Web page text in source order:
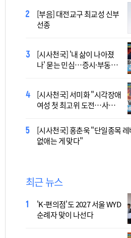
[부음] 대전교구 최교성 신부
선종
[시사천국] '내 삶이 나아졌
나' 묻는 민심…증시·부동산
[시사천국] 서미화 "시각장애
여성 첫 최고위 도전…사회
[시사천국] 홍춘욱 "단일종목
없애는 게 맞다"
2027 서울 세계청년대회 주
제가 공개…희망의 선율 울
대전신학교 유학 사제, 중국
최연소 주교 됐다
433곡 뚫은 한국 청년의 노
래…2027 서울 WYD 공식 주
[시사천국] 서범수 '돌려차기'
발언 파장…"사석에서도 안
최근 뉴스
'K-편의점'도 2027 서울 WYD
순례자 맞이 나선다
폭염 '뉴 노멀' 시대…"한 단
계 높은 수준의 폭염"